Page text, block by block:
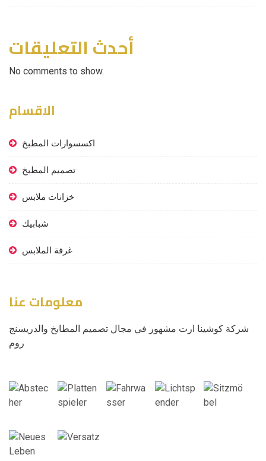
أحدث التعليقات
No comments to show.
الاقسام
اكسسوارات المطبخ
تصميم المطبخ
خزانات ملابس
شبابيك
غرفة الملابس
معلومات عنا
شركة كوشينا ارت مشهور في مجال تصميم المطابخ والدريسنج
روم